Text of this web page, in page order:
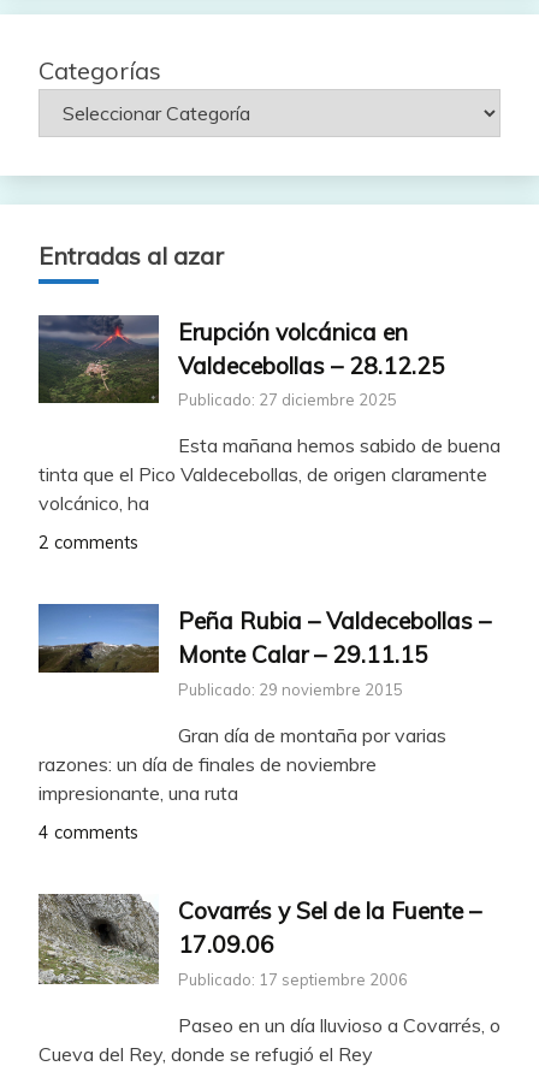
Categorías
Entradas al azar
Erupción volcánica en
Valdecebollas – 28.12.25
Publicado: 27 diciembre 2025
Esta mañana hemos sabido de buena
tinta que el Pico Valdecebollas, de origen claramente
volcánico, ha
2 comments
Peña Rubia – Valdecebollas –
Monte Calar – 29.11.15
Publicado: 29 noviembre 2015
Gran día de montaña por varias
razones: un día de finales de noviembre
impresionante, una ruta
4 comments
Covarrés y Sel de la Fuente –
17.09.06
Publicado: 17 septiembre 2006
Paseo en un día lluvioso a Covarrés, o
Cueva del Rey, donde se refugió el Rey